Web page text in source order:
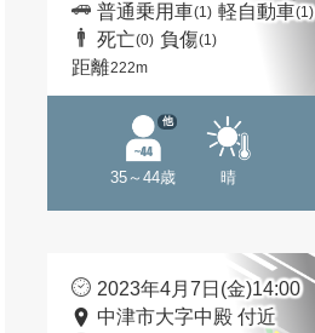
普通乗用車(1) 軽自動車(1)
死亡(0) 負傷(1)
距離222m
35～44歳
他
晴
2023年4月7日(金)14:00
中津市大字中殿 付近